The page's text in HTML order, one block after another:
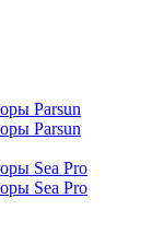
Parsun
Parsun
Sea Pro
Sea Pro